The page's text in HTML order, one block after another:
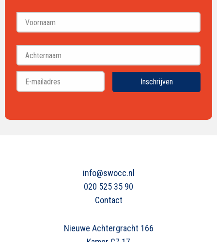
Voornaam
Inschrijven
info@swocc.nl
020 525 35 90
Contact
Nieuwe Achtergracht 166